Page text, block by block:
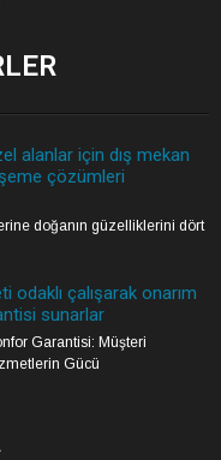
alanlar için dış mekan
çözümleri
doğanın güzelliklerini dört
odaklı çalışarak onarım
sunarlar
Garantisi: Müşteri
Gücü